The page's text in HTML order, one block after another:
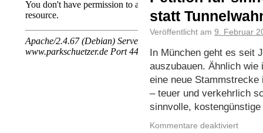
statt
Veröffentlicht am 9. Februar
In München geht es seit
auszubauen. Ähnlich
eine neue Stammstrecke
– teuer und verkehrlich
sinnvolle,
Kommentare deaktiviert